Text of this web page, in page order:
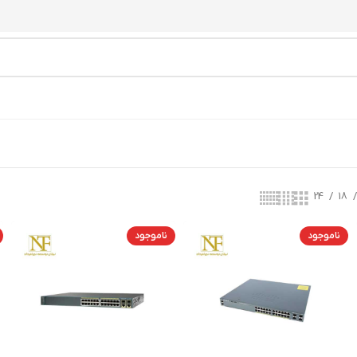
18
24
ناموجود ناموجود